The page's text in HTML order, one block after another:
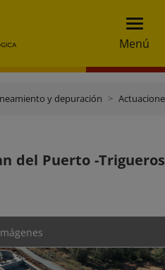
Menú
y depuración
del Puerto -Trigueros